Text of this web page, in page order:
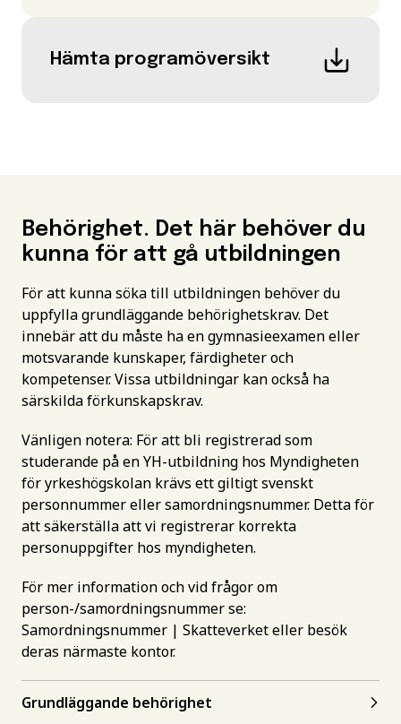
Hämta programöversikt
Behörighet. Det här behöver du
kunna för att gå utbildningen
För att kunna söka till utbildningen behöver du
uppfylla grundläggande behörighetskrav. Det
innebär att du måste ha en gymnasieexamen eller
motsvarande kunskaper, färdigheter och
kompetenser. Vissa utbildningar kan också ha
särskilda förkunskapskrav.
Vänligen notera: För att bli registrerad som
studerande på en YH-utbildning hos Myndigheten
för yrkeshögskolan krävs ett giltigt svenskt
personnummer eller samordningsnummer. Detta för
att säkerställa att vi registrerar korrekta
personuppgifter hos myndigheten.
För mer information och vid frågor om
person-/samordningsnummer se:
Samordningsnummer | Skatteverketeller besök
deras närmaste kontor.
Grundläggande behörighet